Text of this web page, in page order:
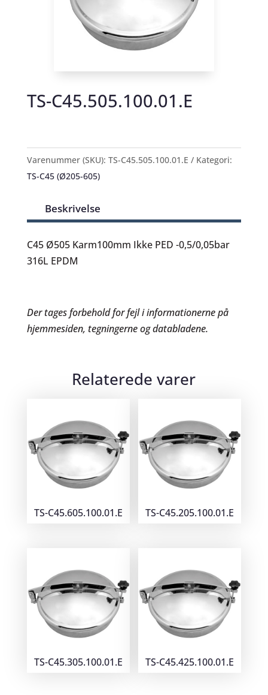
TS-C45.505.100.01.E
Varenummer (SKU): TS-C45.505.100.01.E
Kategori:
TS-C45 (Ø205-605)
Beskrivelse
C45 Ø505 Karm100mm Ikke PED -0,5/0,05bar
316L EPDM
Der tages forbehold for fejl i informationerne på
hjemmesiden, tegningerne og databladene.
Relaterede varer
TS-C45.605.100.01.E TS-C45.205.100.01.E
TS-C45.305.100.01.E TS-C45.425.100.01.E